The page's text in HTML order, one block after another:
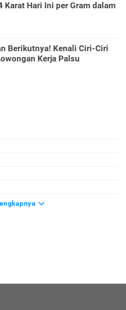
Karat Hari Ini per Gram dalam
Berikutnya! Kenali Ciri-Ciri
Kerja Palsu